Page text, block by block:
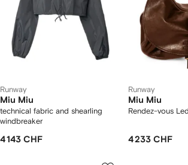
Runway
Miu Miu
technical fabric and shearling
windbreaker
4 143 CHF
Runway
Miu Miu
Rendez-vous
4 233 CHF